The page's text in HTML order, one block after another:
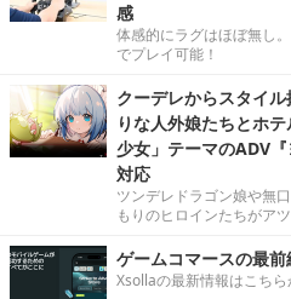
感
体感的にラグはほぼ無し
でプレイ可能！
クーデレからスタイ
りな人外娘たちとホ
少女」テーマのADV
対応
ツンデレドラゴン娘や無
もりのヒロインたちがアツ
ゲームコマースの最
Xsollaの最新情報はこちら